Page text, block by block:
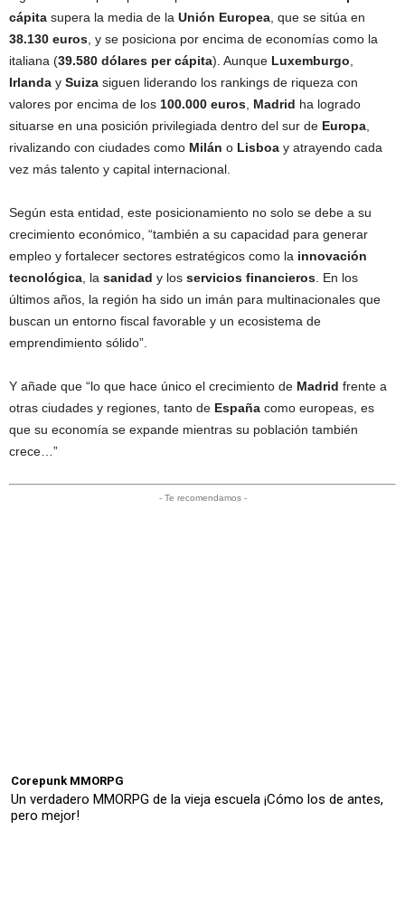
cápita supera la media de la Unión Europea , que se sitúa en
38.130 euros , y se posiciona por encima de economías como la
italiana (39.580 dólares per cápita). Aunque Luxemburgo
Irlanda y Suiza siguen liderando los rankings de riqueza con
valores por encima de los 100.000 euros Madrid ha logrado
situarse en una posición privilegiada dentro del sur de Europa
rivalizando con ciudades como Milán o Lisboa y atrayendo cada
vez más talento y capital internacional.
Según esta entidad, este posicionamiento no solo se debe a su
crecimiento económico, “también a su capacidad para generar
empleo y fortalecer sectores estratégicos como la innovación
tecnológica , la sanidad y los servicios financieros . En los
últimos años, la región ha sido un imán para multinacionales que
buscan un entorno fiscal favorable y un ecosistema de
emprendimiento sólido”.
Y añade que “lo que hace único el crecimiento de Madrid frente a
otras ciudades y regiones, tanto de España como europeas, es
que su economía se expande mientras su población también
crece…”
- Te recomendamos -
Corepunk MMORPG
Un verdadero MMORPG de la vieja escuela ¡Cómo los de antes,
pero mejor!